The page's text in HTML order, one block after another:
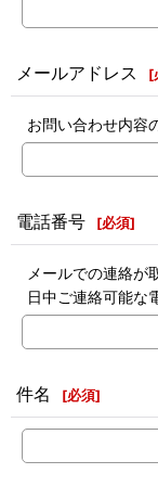
メールアドレス [
お問い合わせ内容
電話番号 [必須]
メールでの連絡が
日中ご連絡可能な
件名 [必須]